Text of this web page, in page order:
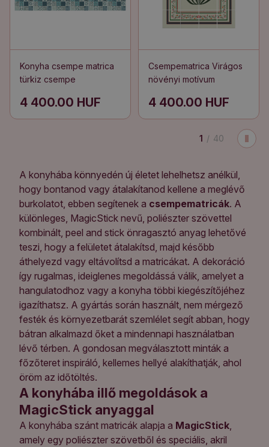
Konyha csempe matrica
türkiz csempe
4 400.00 HUF
Csempematrica Virágos
növényi motívum
4 400.00 HUF
1 / 40
A konyhába könnyedén új életet lehelhetsz anélkül,
hogy bontanod vagy átalakítanod kellene a meglévő
burkolatot, ebben segítenek a csempematricák. A
különleges, MagicStick nevű, poliészter szövettel
kombinált, peel and stick önragasztó anyag lehetővé
teszi, hogy a felületet átalakítsd, majd később
áthelyezd vagy eltávolítsd a matricákat. A dekoráció
így rugalmas, ideiglenes megoldássá válik, amelyet a
hangulatodhoz vagy a konyha többi kiegészítőjéhez
igazíthatsz. A gyártás során használt, nem mérgező
festék és környezetbarát szemlélet segít abban, hogy
bátran alkalmazd őket a mindennapi használatban
lévő térben. A gondosan megválasztott minták a
főzőteret inspiráló, kellemes hellyé alakíthatják, ahol
öröm az időtöltés.
A konyhába illő megoldások a
MagicStick anyaggal
A konyhába szánt matricák alapja a MagicStick,
amely egy poliészter szövetből és speciális, akril